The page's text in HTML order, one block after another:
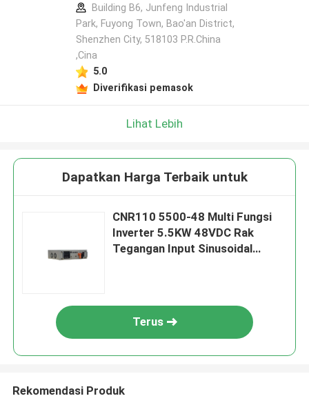
Building B6, Junfeng Industrial
Park, Fuyong Town, Bao'an District,
Shenzhen City, 518103 P.R.China
,Cina
5.0
Diverifikasi pemasok
Lihat Lebih
Dapatkan Harga Terbaik untuk
CNR110 5500-48 Multi Fungsi
Inverter 5.5KW 48VDC Rak
Tegangan Input Sinusoidal
Terus
Rekomendasi Produk